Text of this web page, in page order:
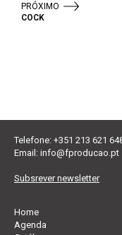
PRÓXIMO
COCK
Telefone: +351 213 621
Email: info@fproducao.pt
Subsrever newsletter
Home
Agenda